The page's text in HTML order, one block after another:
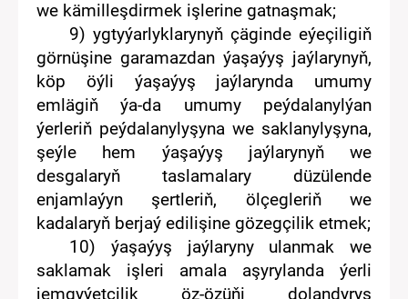
we kämilleşdirmek işlerine gatnaşmak;
9) ygtyýarlyklarynyň çäginde eýeçiligiň
görnüşine garamazdan ýaşaýyş jaý larynyň,
köp öýli
ýaşaýyş jaý larynda umumy
emlägiň ýa-da umumy peýdalanylýan
ýerleriň peýdalanylyşyna we saklanylyşyna,
şeýle hem ýaşaýyş jaýlarynyň we
desgalaryň taslamalary düzülende
enjamlaýyn şertleriň, ölçegleriň we
kadalaryň berjaý edilişine gözegçilik etmek;
10) ýaşaýyş jaýlaryny ulanmak we
saklamak işleri amala aşyrylanda ýerli
jemgyýetçilik öz-özüňi dolandyryş